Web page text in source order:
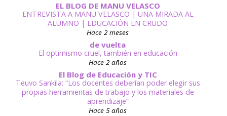
EL BLOG DE MANU VELASCO
ENTREVISTA A MANU VELASCO | UNA MIRADA AL
ALUMNO | EDUCACIÓN EN CRUDO
Hace 2 meses
de vuelta
El optimismo cruel, también en educación
Hace 2 años
El Blog de Educación y TIC
Teuvo Sankila: “Los docentes deberían poder elegir sus
propias herramientas de trabajo y los materiales de
aprendizaje”
Hace 5 años